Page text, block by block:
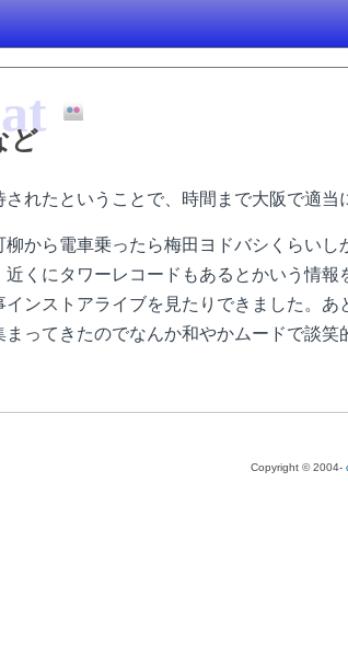
ど
れたということで、時間まで大阪で適当
柳から電車乗ったら梅田ヨドバシくらい
近くにタワーレコードもあるとかいう情
インストアライブを見たりできました。
ってきたのでなんか和やかムードで談
Copyright © 2004-